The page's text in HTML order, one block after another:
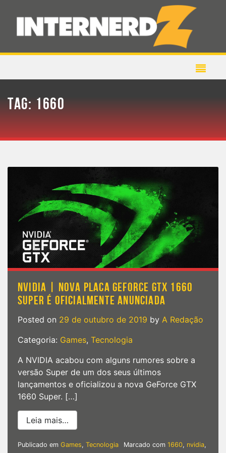
TAG:1660
NVIDIA | NOVA PLACA GEFORCE GTX 1660
SUPER É OFICIALMENTE ANUNCIADA
Posted on 29 de outubro de 2019 by A Redação
Categoria: Games, Tecnologia
A NVIDIA acabou com alguns rumores sobre a
versão Super de um dos seus últimos
lançamentos e oficializou a nova GeForce GTX
1660 Super. […]
Leia mais…
Publicado em Games, Tecnologia Marcado com 1660, nvidia,